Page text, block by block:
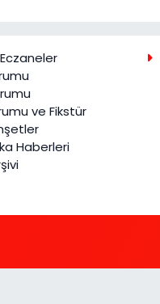
ve Fikstür
Haberleri